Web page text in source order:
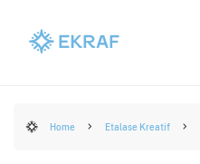
Home Etalase Kreatif